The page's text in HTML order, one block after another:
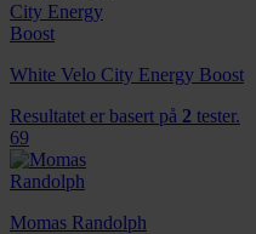
White Velo City Energy Boost
Resultatet er basert på 2 tester.
69
Momas Randolph